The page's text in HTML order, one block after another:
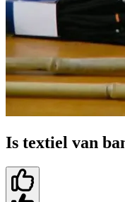
Is textiel van